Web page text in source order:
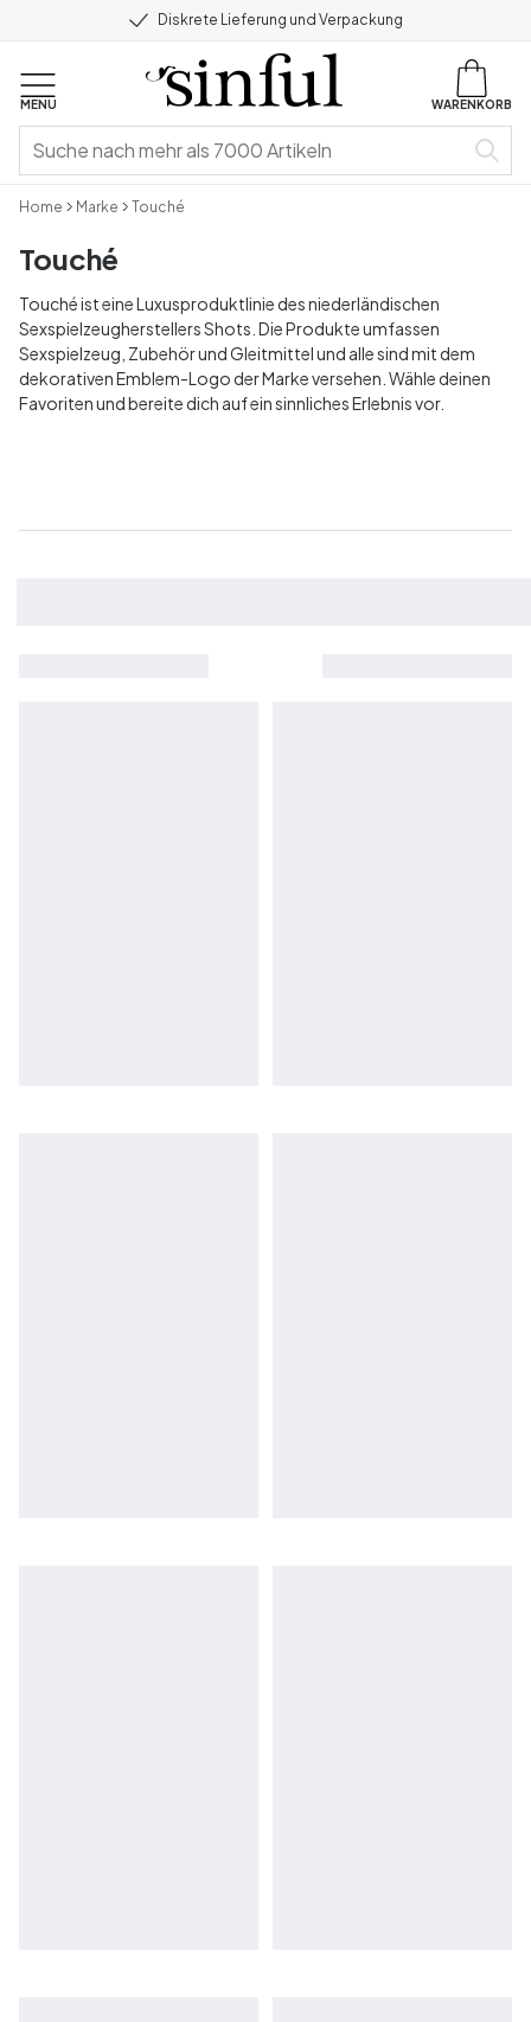
Diskrete Lieferung und Verpackung
MENU WARENKORB
Home Marke Touché
Touché
Touché ist eine Luxusproduktlinie des niederländischen
Sexspielzeugherstellers Shots. Die Produkte umfassen
Sexspielzeug, Zubehör und Gleitmittel und alle sind mit dem
dekorativen Emblem-Logo der Marke versehen. Wähle deinen
Favoriten und bereite dich auf ein sinnliches Erlebnis vor.